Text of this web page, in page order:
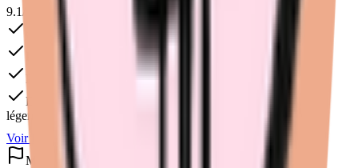
9.1/
Coton bio
Polyester recyclé
Portugal
Dès
léger
moyen abondant
Voir l'avis complet
Made in France